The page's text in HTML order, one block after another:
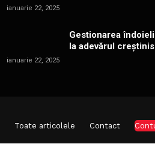
ianuarie 22, 2025
Gestionarea
la adevărul
ianuarie 22, 2025
Toate articolele Contact